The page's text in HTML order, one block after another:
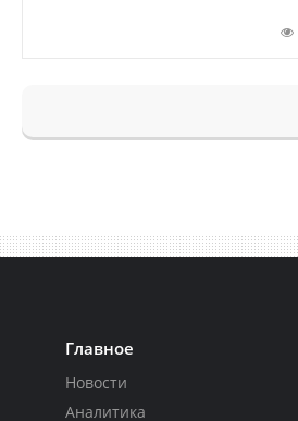
Главное
Новости
Аналитика